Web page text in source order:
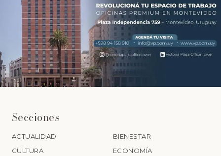
Secciones
ACTUALIDAD
BIENESTAR
CULTURA
ECONOMÍA